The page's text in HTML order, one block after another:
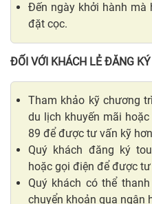
Đến ngày khởi hành mà
đặt cọc.
ĐỐI VỚI KHÁCH LẺ ĐĂNG
Tham khảo kỹ chương
du lịch khuyến mãi
89 để được tư vấn kỹ
Quý khách đăng ký
hoặc gọi điện để được
Quý khách có thể
chuyển khoản qua ngân